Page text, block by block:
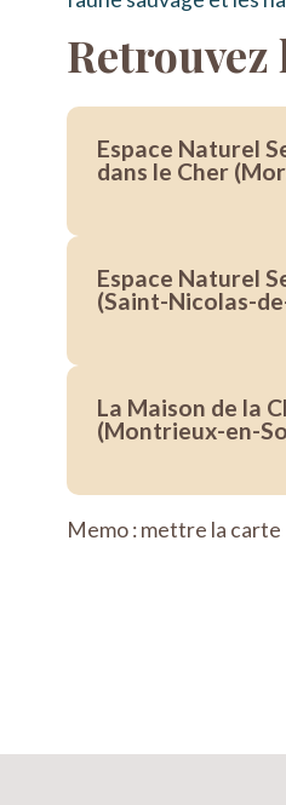
Retrouvez
Espace Naturel
dans le Cher
Espace Naturel
(Saint-Nicolas-
La Maison de la
(Montrieux-en-
Memo : mettre la carte